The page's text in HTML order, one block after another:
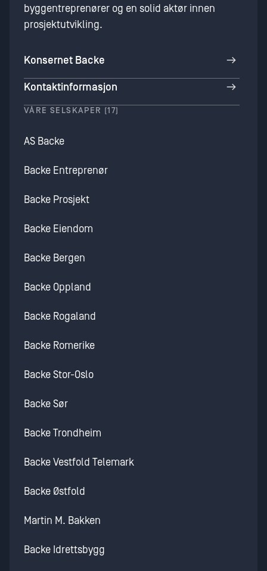
byggentreprenører og en solid aktør innen
prosjektutvikling.
Konsernet Backe
Kontaktinformasjon
VÅRE SELSKAPER (17)
AS Backe
Backe Entreprenør
Backe Prosjekt
Backe Eiendom
Backe Bergen
Backe Oppland
Backe Rogaland
Backe Romerike
Backe Stor-Oslo
Backe Sør
Backe Trondheim
Backe Vestfold Telemark
Backe Østfold
Martin M. Bakken
Backe Idrettsbygg